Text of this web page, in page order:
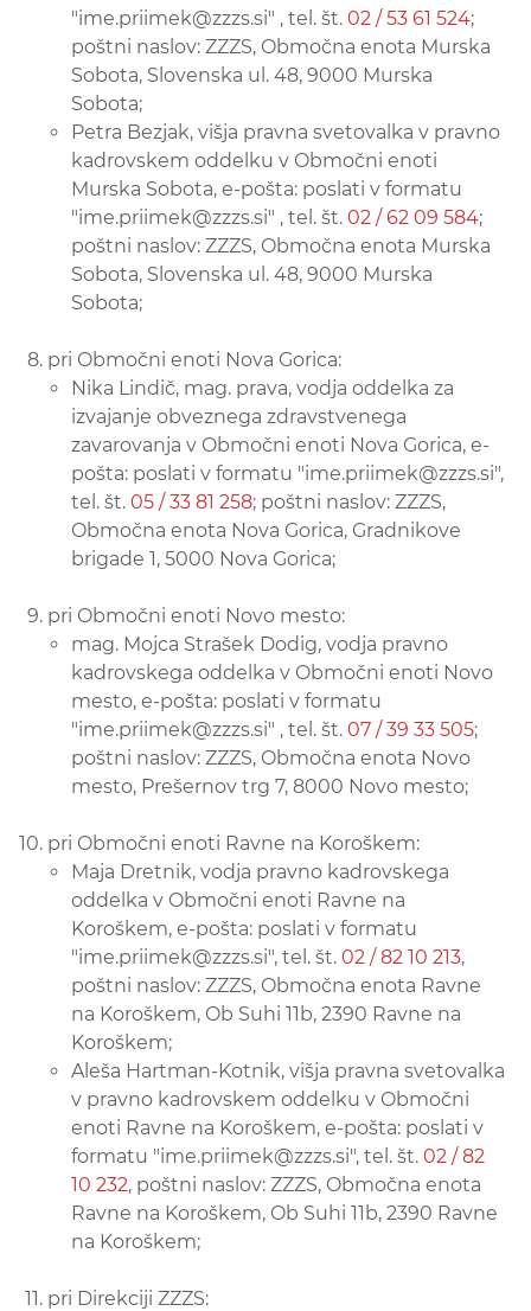
"ime.priimek@zzzs.si" , tel. št. 02 / 53 61 524;
poštni naslov: ZZZS, Območna enota Murska
Sobota, Slovenska ul. 48, 9000 Murska
Sobota;
Petra Bezjak, višja pravna svetovalka v pravno
kadrovskem oddelku v Območni enoti
Murska Sobota, e-pošta: poslati v formatu
"ime.priimek@zzzs.si" , tel. št. 02 / 62 09 584;
poštni naslov: ZZZS, Območna enota Murska
Sobota, Slovenska ul. 48, 9000 Murska
Sobota;
pri Območni enoti Nova Gorica:
Nika Lindič, mag. prava, vodja oddelka za
izvajanje obveznega zdravstvenega
zavarovanja v Območni enoti Nova Gorica, e-
pošta: poslati v formatu "ime.priimek@zzzs.si",
tel. št. 05 / 33 81 258; poštni naslov: ZZZS,
Območna enota Nova Gorica, Gradnikove
brigade 1, 5000 Nova Gorica;
pri Območni enoti Novo mesto:
mag. Mojca Strašek Dodig, vodja pravno
kadrovskega oddelka v Območni enoti Novo
mesto, e-pošta: poslati v formatu
"ime.priimek@zzzs.si" , tel. št. 07 / 39 33 505;
poštni naslov: ZZZS, Območna enota Novo
mesto, Prešernov trg 7, 8000 Novo mesto;
pri Območni enoti Ravne na Koroškem:
Maja Dretnik, vodja pravno kadrovskega
oddelka v Območni enoti Ravne na
Koroškem, e-pošta: poslati v formatu
"ime.priimek@zzzs.si", tel. št. 02 / 82 10 213,
poštni naslov: ZZZS, Območna enota Ravne
na Koroškem, Ob Suhi 11b, 2390 Ravne na
Koroškem;
Aleša Hartman-Kotnik, višja pravna svetovalka
v pravno kadrovskem oddelku v Območni
enoti Ravne na Koroškem, e-pošta: poslati v
formatu "ime.priimek@zzzs.si", tel. št. 02 / 82
10 232, poštni naslov: ZZZS, Območna enota
Ravne na Koroškem, Ob Suhi 11b, 2390 Ravne
na Koroškem;
pri Direkciji ZZZS: